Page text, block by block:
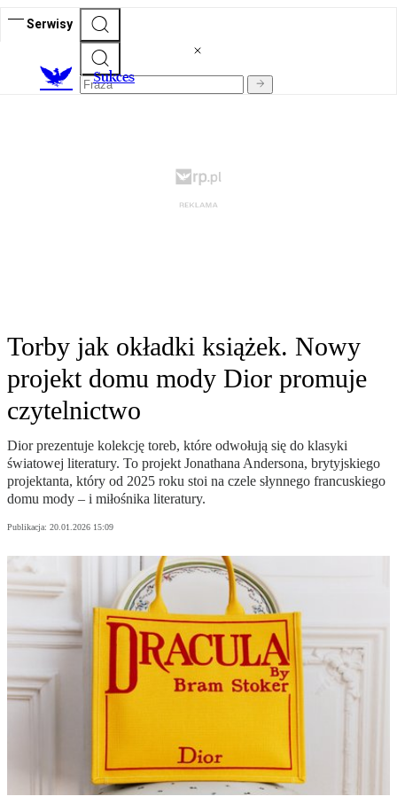
Serwisy
Sukces
Torby jak okładki książek. Nowy
projekt domu mody Dior promuje
czytelnictwo
Dior prezentuje kolekcję toreb, które odwołują się do klasyki
światowej literatury. To projekt Jonathana Andersona, brytyjskiego
projektanta, który od 2025 roku stoi na czele słynnego francuskiego
domu mody – i miłośnika literatury.
Publikacja: 20.01.2026 15:09